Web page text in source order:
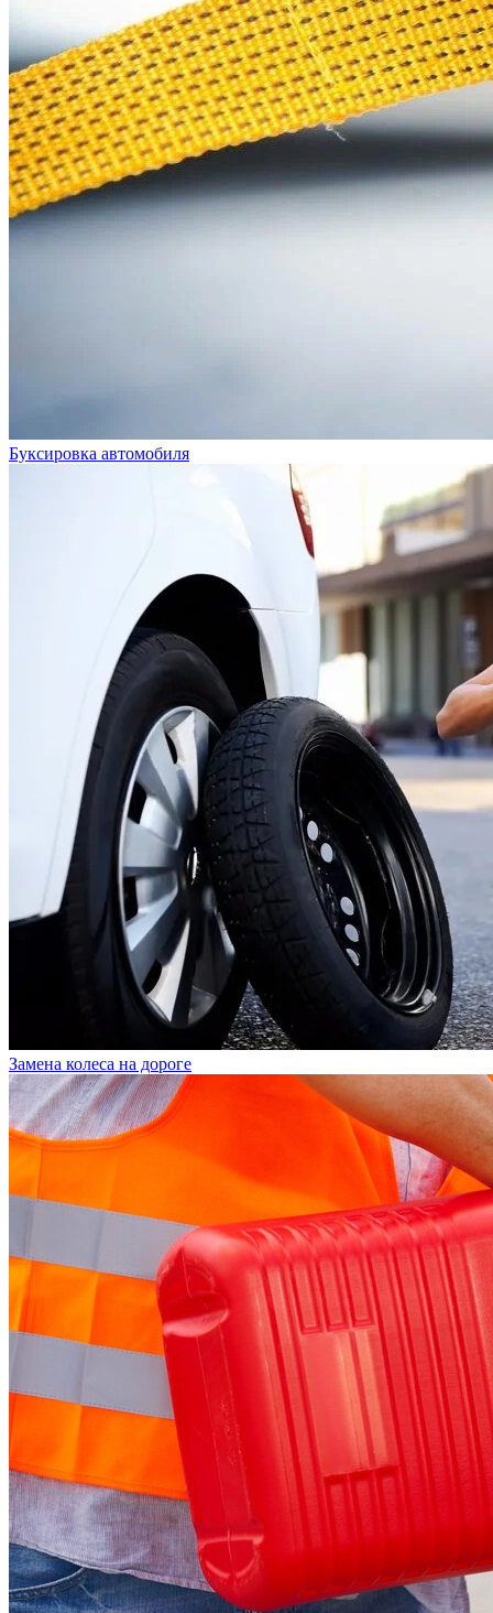
Буксировка автомобиля
Замена колеса на дороге